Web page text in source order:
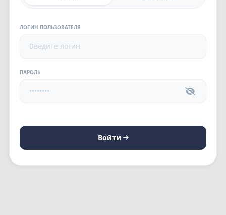
ЛОГИН ПОЛЬЗОВАТЕЛЯ
ПАРОЛЬ
Войти